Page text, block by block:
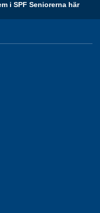
i SPF Seniorerna här